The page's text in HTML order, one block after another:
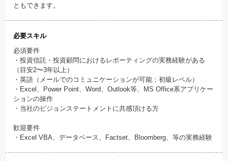
ともできます。
必要スキル
必須要件
・投資信託・投資顧問におけるレポーティングの実務経験がある
（目安2〜3年以上）
・英語（メールでのコミュニケーションが可能：初級レベル）
・Excel、Power Point、Word、Outlook等、MS Office系アプリケー
ションの操作
・当社のビジョンステートメントに共感頂ける方
歓迎要件
・Excel VBA、データベース、Factset、Bloomberg、等の実務経験